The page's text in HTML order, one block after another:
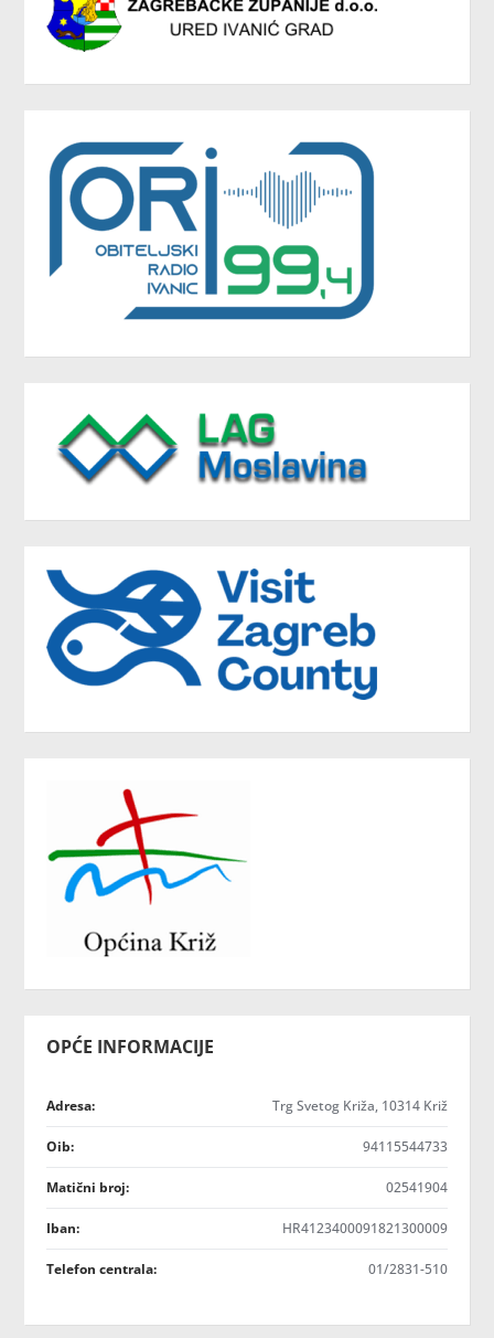
OPĆE INFORMACIJE
Adresa: Trg Svetog Križa, 10314 Križ
Oib: 94115544733
Matični broj: 02541904
Iban: HR4123400091821300009
Telefon centrala: 01/2831-510